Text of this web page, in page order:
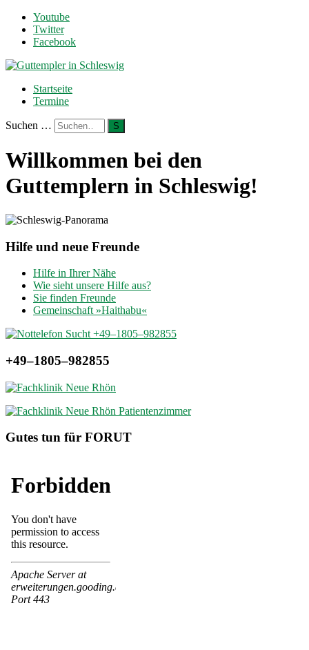
Youtube
Twitter
Facebook
Startseite
Termine
Suchen … S
Willkommen bei den
Guttemplern in Schleswig!
Hilfe und neue Freunde
Hilfe in Ihrer Nähe
Wie sieht unsere Hilfe aus?
Sie finden Freunde
Gemeinschaft »Haithabu«
+49–1805–982855
Gutes tun für FORUT